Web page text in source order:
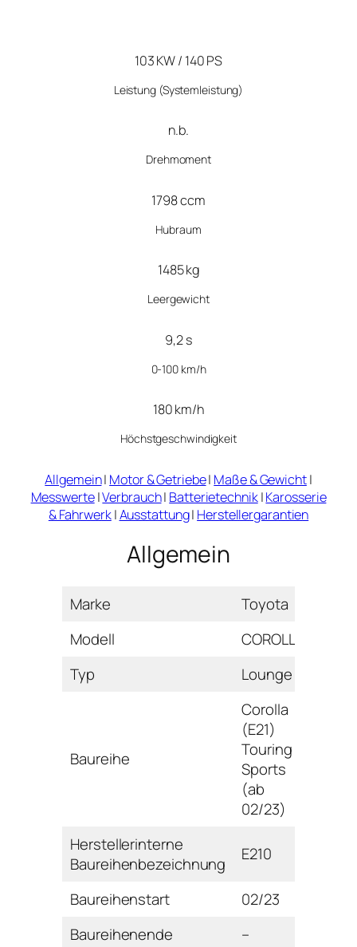
103 KW / 140 PS
Leistung(Systemleistung)
n.b.
Drehmoment
1798 ccm
Hubraum
1485 kg
Leergewicht
9,2 s
0-100 km/h
180 km/h
Höchstgeschwindigkeit
Allgemein| Motor & Getriebe| Maße & Gewicht|
Messwerte|Verbrauch| Batterietechnik|Karosserie
& Fahrwerk|Ausstattung| Herstellergarantien
Allgemein
Marke
Toyota
Modell
COROLLA
Typ
Lounge
Baureihe
Corolla
(E21)
Touring
Sports
(ab
02/23)
Herstellerinterne
Baureihenbezeichnung
E210
Baureihenstart
02/23
Baureihenende
–